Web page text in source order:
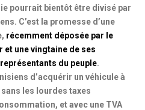
pourrait bientôt être divisé par
C’est la promesse d’une
récemment déposée par le
et une vingtaine de ses
du peuple.
d’acquérir un véhicule à
les lourdes taxes
et avec une TVA